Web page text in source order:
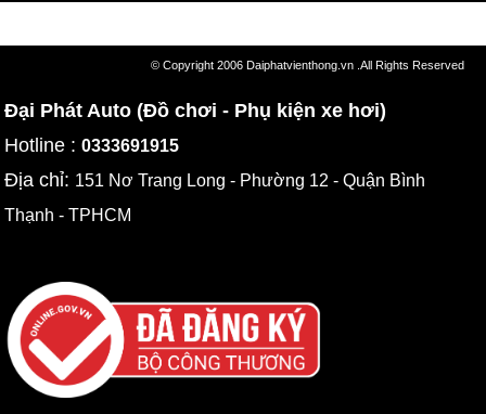
© Copyright 2006 Daiphatvienthong.vn .All Rights Reserved
Đại Phát Auto (Đồ chơi - Phụ kiện xe hơi)
Hotline :0333691915
Địa chỉ: 151 Nơ Trang Long - Phường 12 - Quận Bình
Thạnh - TPHCM